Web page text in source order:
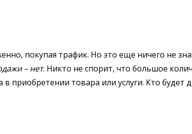
покупая трафик. Но это еще ничего не
– нет. Никто не спорит, что большое
в приобретении товара или услуги. Кто